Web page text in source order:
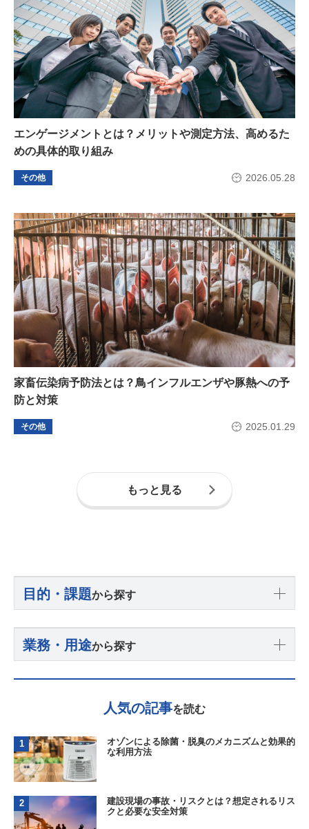
エンゲージメントとは？メリットや測定方法、高めるた
めの具体的取り組み
その他 2026.05.28
家畜伝染病予防法とは？鳥インフルエンザや豚熱への予
防と対策
その他 2025.01.29
もっと見る
目的・課題から探す
業務・用途から探す
人気の記事を読む
オゾンによる除菌・脱臭のメカニズムと効果的
な利用方法
建設現場の事故・リスクとは？想定されるリス
クと必要な安全対策